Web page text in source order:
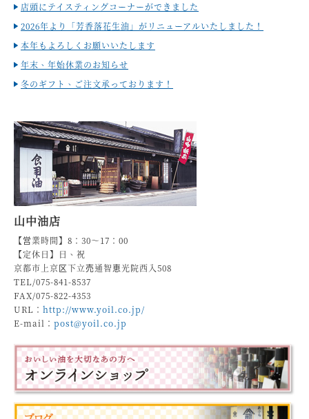
店頭にテイスティングコーナーができました
2026年より「芳香落花生油」がリニューアルいたしました！
本年もよろしくお願いいたします
年末、年始休業のお知らせ
冬のギフト、ご注文承っております！
山中油店
【営業時間】8：30～17：00
【定休日】日、祝
京都市上京区下立売通智恵光院西入508
TEL/075-841-8537
FAX/075-822-4353
URL： http://www.yoil.co.jp/
E-mail： post@yoil.co.jp